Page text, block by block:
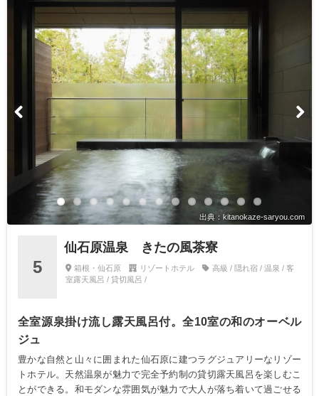
出典：kitanokaze-saryou.com
5
仙石原温泉 きたの風茶寮
箱根・仙石原 リゾートホテル
高級 / 隠れ宿 / 温泉 / 客
室露天風呂 / 貸切風呂 /
全室源泉掛け流し露天風呂付。全10室の和のオーベル
ジュ
豊かな自然と山々に囲まれた仙石原に建つラグジュアリーなリゾー
トホテル。天然温泉が魅力で完全予約制の貸切露天風呂を楽しむこ
とができる。和モダンな雰囲気が魅力で大人が落ち着いて過ごせる